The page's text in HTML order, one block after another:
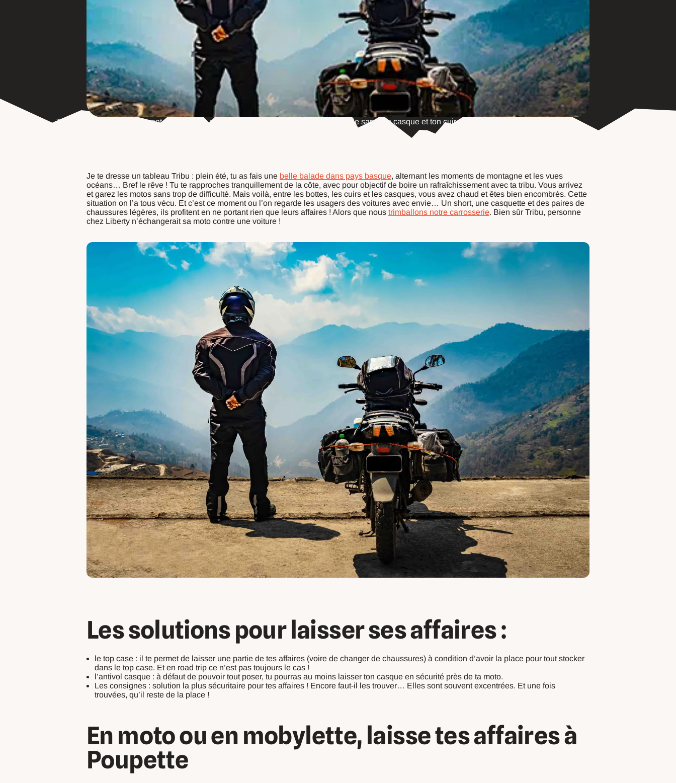
Tous les motards connaissent ce moment : plein été, tu veux te balader en centre ville sans ton casque et ton cuir...On a LA solution !
Je te dresse un tableau Tribu : plein été, tu as fais une belle balade dans pays basque, alternant les moments de montagne et les vues
océans… Bref le rêve ! Tu te rapproches tranquillement de la côte, avec pour objectif de boire un rafraîchissement avec ta tribu. Vous arrivez
et garez les motos sans trop de difficulté. Mais voilà, entre les bottes, les cuirs et les casques, vous avez chaud et êtes bien encombrés. Cette
situation on l’a tous vécu. Et c’est ce moment ou l’on regarde les usagers des voitures avec envie… Un short, une casquette et des paires de
chaussures légères, ils profitent en ne portant rien que leurs affaires ! Alors que nous trimballons notre carrosserie. Bien sûr Tribu, personne
chez Liberty n’échangerait sa moto contre une voiture !
Les solutions pour laisser ses affaires :
le top case : il te permet de laisser une partie de tes affaires (voire de changer de chaussures) à condition d’avoir la place pour tout stocker
dans le top case. Et en road trip ce n’est pas toujours le cas !
l’antivol casque : à défaut de pouvoir tout poser, tu pourras au moins laisser ton casque en sécurité près de ta moto.
Les consignes : solution la plus sécuritaire pour tes affaires ! Encore faut-il les trouver… Elles sont souvent excentrées. Et une fois
trouvées, qu’il reste de la place !
En moto ou en mobylette, laisse tes affaires à
Poupette